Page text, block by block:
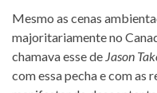
Mesmo as cenas
majoritariamente no
chamava esse de Jason
com essa pecha e com as